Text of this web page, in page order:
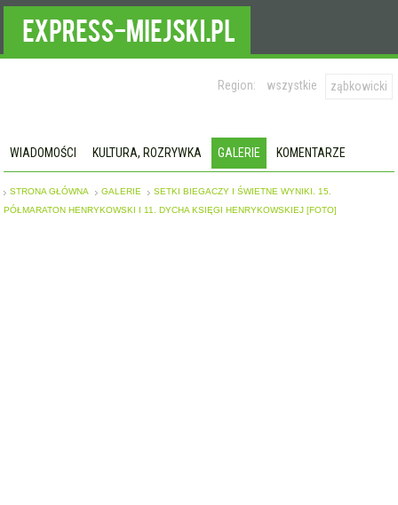
Region: wszystkie ząbkowicki
WIADOMOŚCI KULTURA, ROZRYWKA GALERIE KOMENTARZE
STRONA GŁÓWNA GALERIE
SETKI BIEGACZY I ŚWIETNE WYNIKI. 15.
PÓŁMARATON HENRYKOWSKI I 11. DYCHA KSIĘGI HENRYKOWSKIEJ [FOTO]